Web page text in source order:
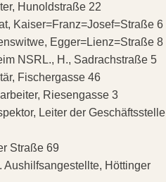
Hunoldstraße 22
Kaiser=Franz=Josef=Straße 6
Egger=Lienz=Straße 8
NSRL., H., Sadrachstraße 5
Fischergasse 46
Riesengasse 3
Leiter der Geschäftsstelle
Straße 69
Aushilfsangestellte, Höttinger